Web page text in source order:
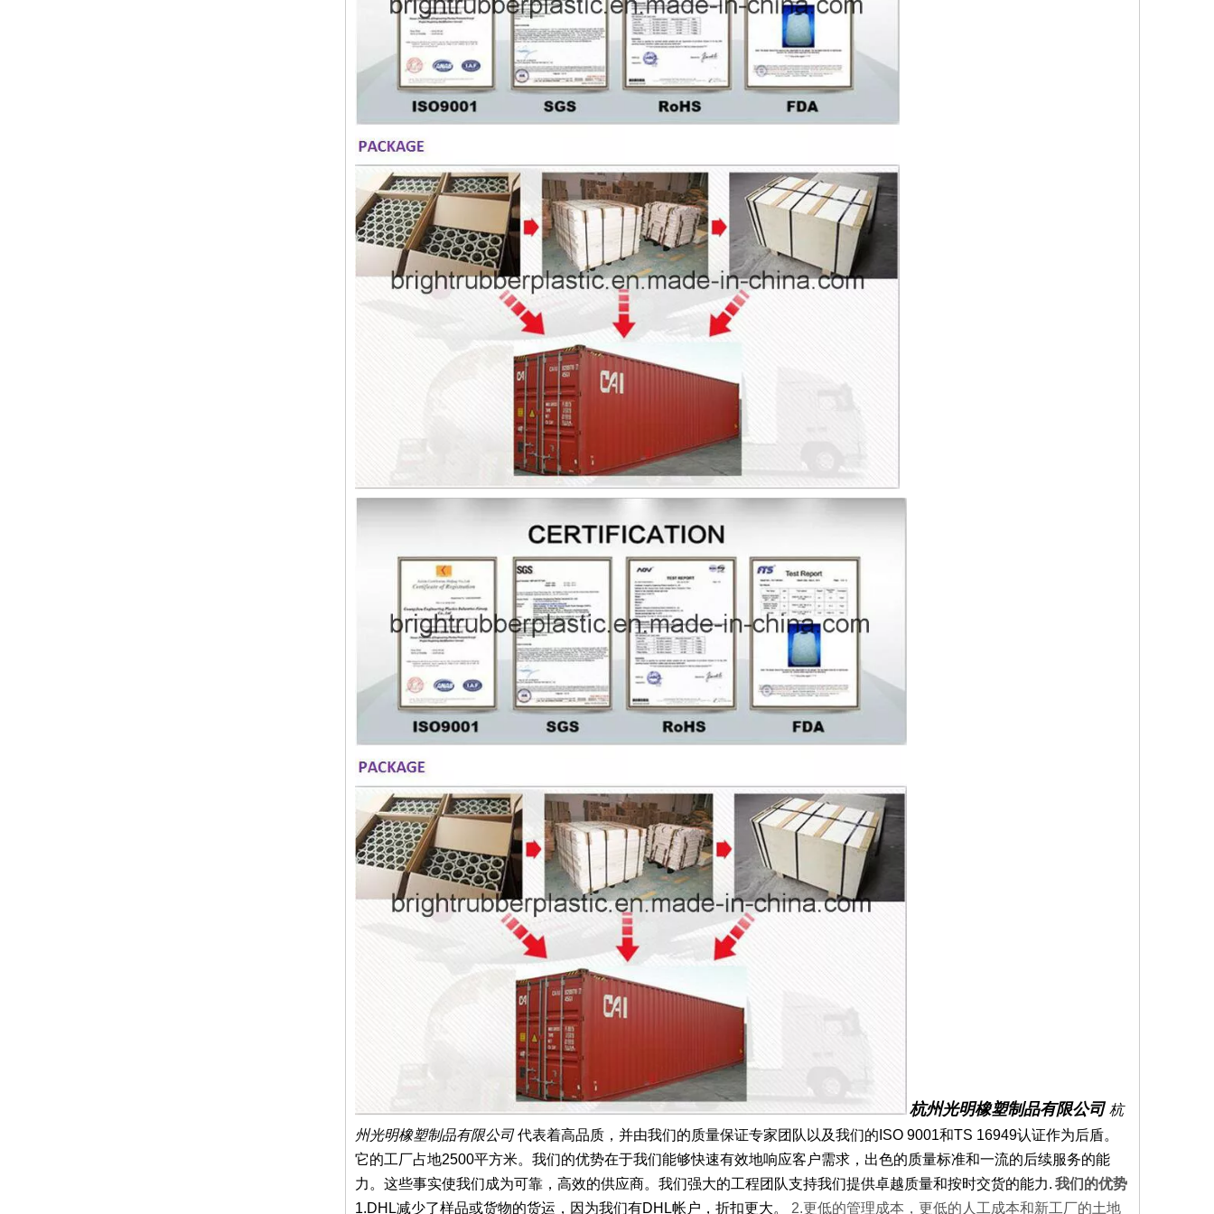
杭州光明橡塑制品有限公司 杭
州光明橡塑制品有限公司 代表着高品质，并由我们的质量保证专家团队以及我们的ISO 9001和TS 16949认证作为后盾。
它的工厂占地2500平方米。我们的优势在于我们能够快速有效地响应客户需求，出色的质量标准和一流的后续服务的能
力。这些事实使我们成为可靠，高效的供应商。我们强大的工程团队支持我们提供卓越质量和按时交货的能力. 我们的优势
1.DHL减少了样品或货物的货运，因为我们有DHL帐户，折扣更大。
2.更低的管理成本，更低的人工成本和新工厂的土地